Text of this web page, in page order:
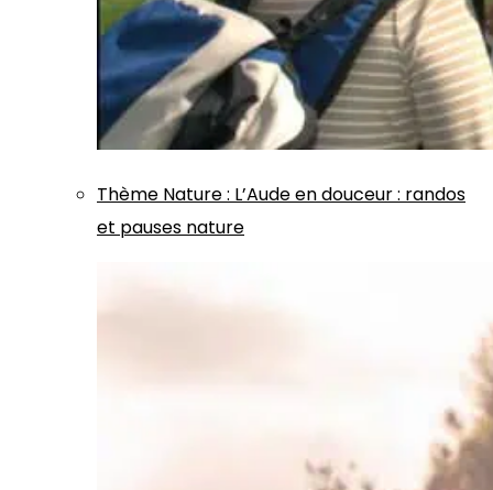
Thème Nature: L’Aude en douceur : randos
et pauses nature